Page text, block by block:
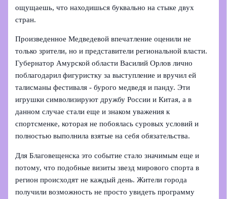
ощущаешь, что находишься буквально на стыке двух
стран.
Произведенное Медведевой впечатление оценили не
только зрители, но и представители региональной власти.
Губернатор Амурской области Василий Орлов лично
поблагодарил фигуристку за выступление и вручил ей
талисманы фестиваля - бурого медведя и панду. Эти
игрушки символизируют дружбу России и Китая, а в
данном случае стали еще и знаком уважения к
спортсменке, которая не побоялась суровых условий и
полностью выполнила взятые на себя обязательства.
Для Благовещенска это событие стало значимым еще и
потому, что подобные визиты звезд мирового спорта в
регион происходят не каждый день. Жители города
получили возможность не просто увидеть программу